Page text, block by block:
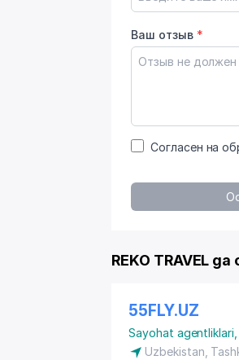
Ваш отзыв *
Согласен на
REKO TRAVEL
55FLY.UZ
Sayohat agentliklari
Uzbekistan,